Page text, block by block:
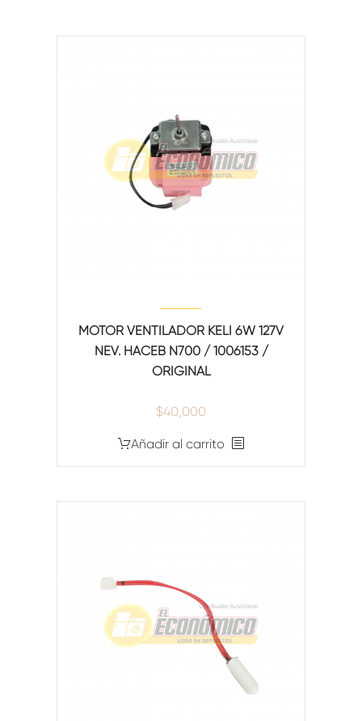
MOTOR VENTILADOR KELI 6W 127V
NEV. HACEB N700 / 1006153 /
ORIGINAL
$40,000
Añadir al carrito